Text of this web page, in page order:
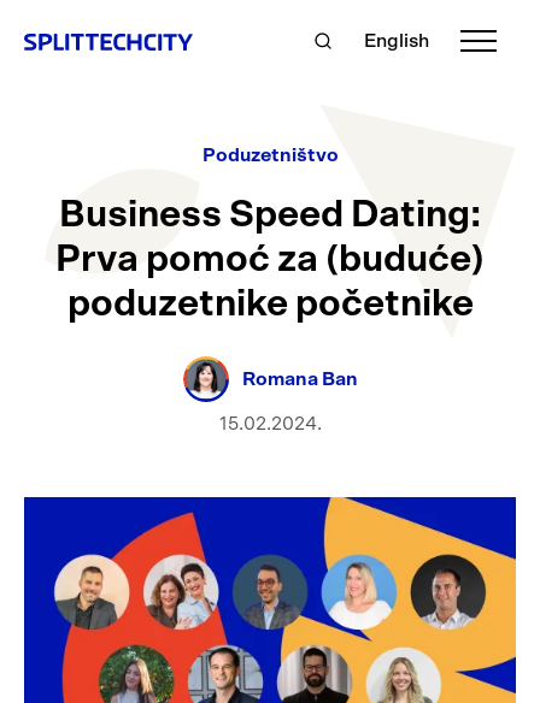
English
Poduzetništvo
Business Speed Dating:
Prva pomoć za (buduće)
poduzetnike početnike
Romana Ban
15.02.2024.